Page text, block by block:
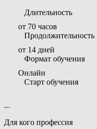
Длительность
от 70 часов
Продолжительность
от 14 дней
Формат обучения
Онлайн
Старт обучения
...
Для кого профессия